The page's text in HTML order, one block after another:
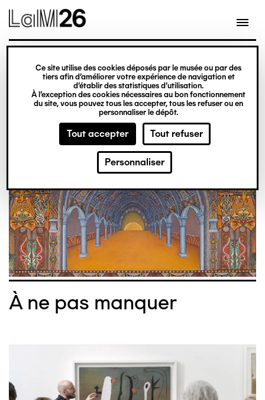
Gestion des cookies
Ce site utilise des cookies déposés par le musée ou par des
tiers afin d’améliorer votre expérience de navigation et
d’établir des statistiques d’utilisation.
À l’exception des cookies nécessaires au bon fonctionnement
du site, vous pouvez tous les accepter, tous les refuser ou en
personnaliser le dépôt.
Tout accepter Tout refuser
Personnaliser
Aller
au
contenu
principal
exposition
Du 20 février 2026
au 31 décembre 2027
Obsession
Billetterie
À ne pas manquer